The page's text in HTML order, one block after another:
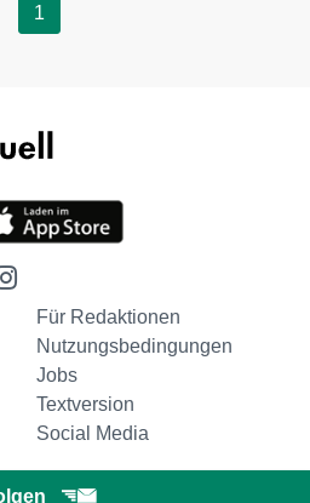
1
Für Redaktionen
Nutzungsbedingungen
Jobs
Textversion
Social Media